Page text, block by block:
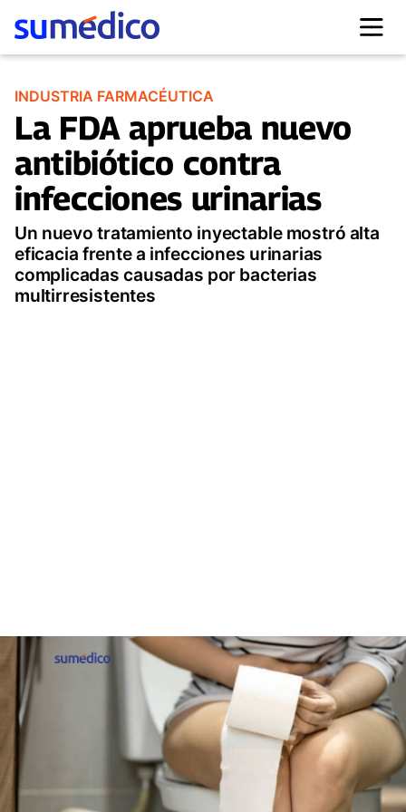
INDUSTRIA FARMACÉUTICA
La FDA aprueba nuevo
antibiótico contra
infecciones urinarias
Un nuevo tratamiento inyectable mostró alta
eficacia frente a infecciones urinarias
complicadas causadas por bacterias
multirresistentes